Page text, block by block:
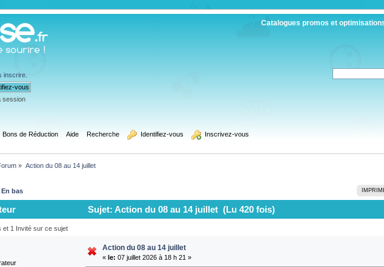
Catalogues promos et
inscrire
session
Bons de Réduction Aide Recherche Identifiez-vous Inscrivez-vous
» Action du 08 au 14 juillet
En bas
Sujet: Action du 08 au 14 juillet (Lu 420 fois)
et 1 Invité sur ce sujet
Action du 08 au 14 juillet
«le: 07 juillet 2026 à 18 h 21 »